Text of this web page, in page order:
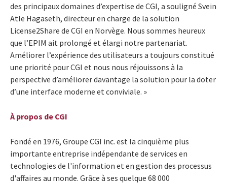
des principaux domaines d’expertise de CGI, a souligné Svein
Atle Hagaseth, directeur en charge de la solution
License2Share de CGI en Norvège. Nous sommes heureux
que l’EPIM ait prolongé et élargi notre partenariat.
Améliorer l’expérience des utilisateurs a toujours constitué
une priorité pour CGI et nous nous réjouissons à la
perspective d’améliorer davantage la solution pour la doter
d’une interface moderne et conviviale. »
À propos de CGI
Fondé en 1976, Groupe CGI inc. est la cinquième plus
importante entreprise indépendante de services en
technologies de l'information et en gestion des processus
d'affaires au monde. Grâce à ses quelque 68 000